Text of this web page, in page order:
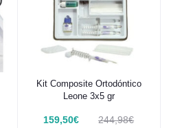
Añadir al carrito
Kit Composite Ortodóntico
Leone 3x5 gr
159,50€ 244,98€